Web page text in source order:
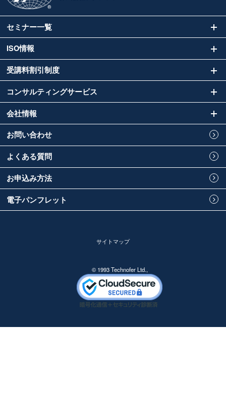
セミナー一覧
ISO情報
受講料割引制度
コンサルティングサービス
会社情報
お問い合わせ
よくある質問
お申込み方法
電子パンフレット
サイトマップ
© 1993 Technofer Ltd.,